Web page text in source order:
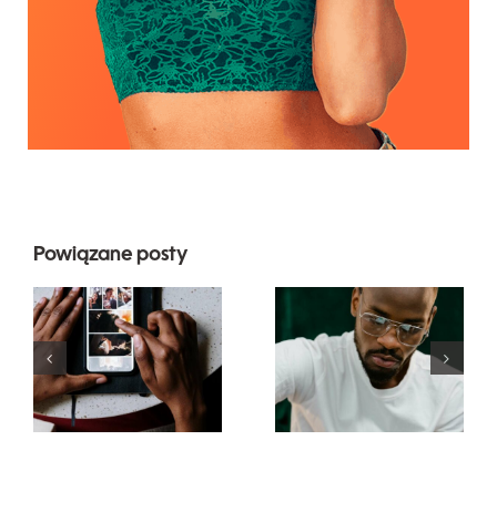
Powiązane posty
Najlepsze
aplikacje do
animacji
zdjęć na
angażujące
posty na
Top 17
wskazówek
dotyczących
zrozumienia
algorytmu